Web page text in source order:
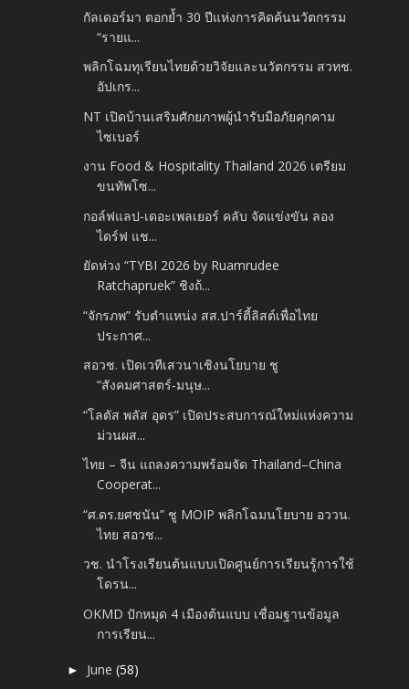
กัลเดอร์มา ตอกย้ำ 30 ปีแห่งการคิดค้นนวัตกรรม
“รายแ...
พลิกโฉมทุเรียนไทยด้วยวิจัยและนวัตกรรม สวทช.
อัปเกร...
NT เปิดบ้านเสริมศักยภาพผู้นำรับมือภัยคุกคาม
ไซเบอร์
งาน Food & Hospitality Thailand 2026 เตรียม
ขนทัพโซ...
กอล์ฟแลป-เดอะเพลเยอร์ คลับ จัดแข่งขัน ลอง
ไดร์ฟ แช...
ยัดห่วง “TYBI 2026 by Ruamrudee
Ratchapruek” ชิงถ้...
“จักรภพ” รับตำแหน่ง สส.ปาร์ตี้ลิสต์เพื่อไทย
ประกาศ...
สอวช. เปิดเวทีเสวนาเชิงนโยบาย ชู
“สังคมศาสตร์-มนุษ...
“โลตัส พลัส อุดร” เปิดประสบการณ์ใหม่แห่งความ
ม่วนผส...
ไทย – จีน แถลงความพร้อมจัด Thailand–China
Cooperat...
“ศ.ดร.ยศชนัน” ชู MOIP พลิกโฉมนโยบาย อววน.
ไทย สอวช...
วช. นำโรงเรียนต้นแบบเปิดศูนย์การเรียนรู้การใช้
โดรน...
OKMD ปักหมุด 4 เมืองต้นแบบ เชื่อมฐานข้อมูล
การเรียน...
► June(58)